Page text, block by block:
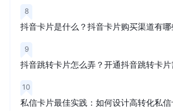
8
抖音卡片是什么？抖音卡片购买渠道有
9
抖音跳转卡片怎么弄？开通抖音跳转卡
10
私信卡片最佳实践：如何设计高转化私